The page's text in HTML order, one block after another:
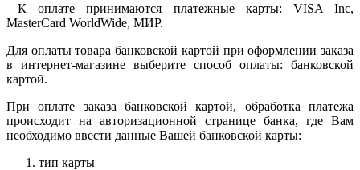
К оплате принимаются платежные карты: VISA Inc,
MasterCard WorldWide, МИР.
Для оплаты товара банковской картой при оформлении заказа
в интернет-магазине выберите способ оплаты: банковской
картой.
При оплате заказа банковской картой, обработка платежа
происходит на авторизационной странице банка, где Вам
необходимо ввести данные Вашей банковской карты:
тип карты